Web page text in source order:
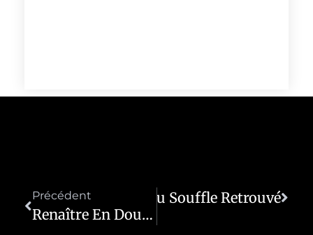
Précédent
Renaître En Douceur
SuivantLes Racines Du Souffle Retrouvé